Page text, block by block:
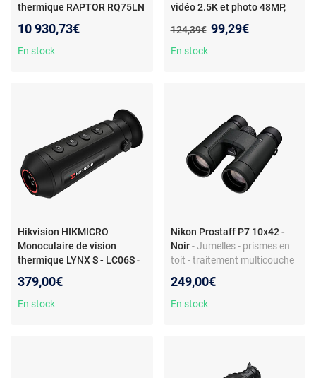
thermique RAPTOR RQ75LN
vision thermique RAPTOR
RQ75LN6974004642112
10 930,73€
En stock
vidéo 2.5K et photo 48MP,
Ancien prix :
124,39€ Nouveau prix :
99,29€
En stock
Hikvision HIKMICRO
Monoculaire de vision
thermique LYNX S - LC06S-
vision thermique LYNX S -
LC06S3661124449815
379,00€
En stock
Nikon Prostaff P7 10x42 -
Noir - Jumelles - prismes en
toit - traitement multicouche
249,00€
En stock